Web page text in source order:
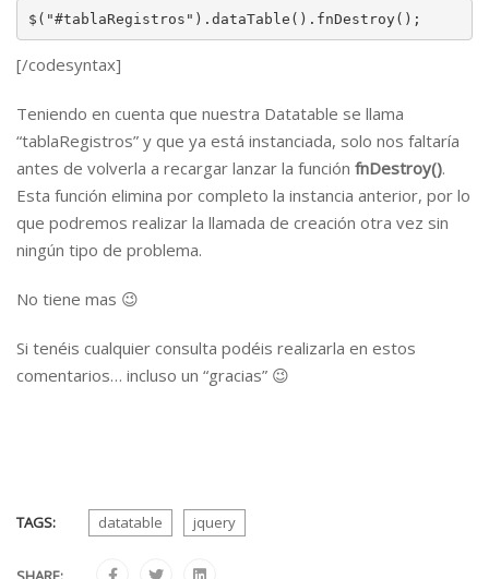
$("#tablaRegistros").dataTable().fnDestroy();
[/codesyntax]
Teniendo en cuenta que nuestra Datatable se llama
“tablaRegistros” y que ya está instanciada, solo nos faltaría
antes de volverla a recargar lanzar la función fnDestroy().
Esta función elimina por completo la instancia anterior, por lo
que podremos realizar la llamada de creación otra vez sin
ningún tipo de problema.
No tiene mas 😉
Si tenéis cualquier consulta podéis realizarla en estos
comentarios… incluso un “gracias” 😉
TAGS: datatable jquery